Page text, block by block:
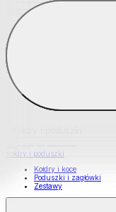
Materace nawierzchniowe
Kołdry i poduszki
Kołdry i koce
Poduszki i zagłówki
Zestawy